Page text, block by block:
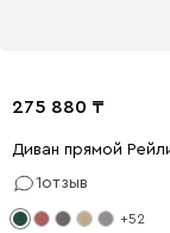
275 880
Диван прямой
1отзыв
+52